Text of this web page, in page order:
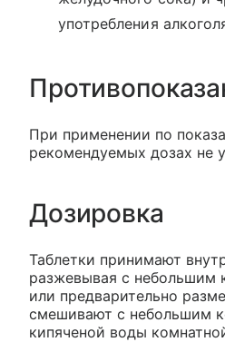
употребления
При применении по
рекомендуемых дозах не
Дозировка
Таблетки принимают
разжевывая с небольшим
или предварительно
смешивают с небольшим
кипяченой воды